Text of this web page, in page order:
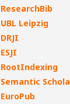
ResearchBib
UBL Leipzig
DRJI
ESJI
RootIndexing
Semantic
EuroPub